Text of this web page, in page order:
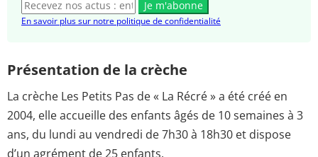
Je m'abonne
En savoir plus sur notre politique de confidentialité
Présentation de la crèche
La crèche Les Petits Pas de « La Récré » a été créé en
2004, elle accueille des enfants âgés de 10 semaines à 3
ans, du lundi au vendredi de 7h30 à 18h30 et dispose
d’un agrément de 25 enfants.